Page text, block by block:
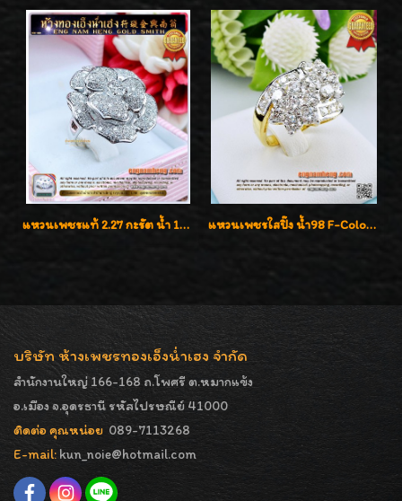
แหวนเพชรแท้ 2.27 กะรัต น้ำ 100% เบลเยี่ยมคัท ลวดลายดอกกุหลาบหรู แหวนเพชรใสปิ๊ง น้ำ98 F-Color/VVS1 น้ำหนักเพชรรวม 2.56 กะรัต ใส่เต็มนิ้วเพชรเป็นน้ำเป็นเนื้อสวยมากๆค่ะ
บริษัท ห้างเพชรทองเอ็งน่ำเฮง จำกัด
สำนักงานใหญ่ 166-168 ถ.โพศรี ต.หมากแข้ง
อ.เมือง จ.อุดรธานี รหัสไปรษณีย์ 41000
ติดต่อ คุณหน่อย 089-7113268
E-mail: kun_noie@hotmail.com